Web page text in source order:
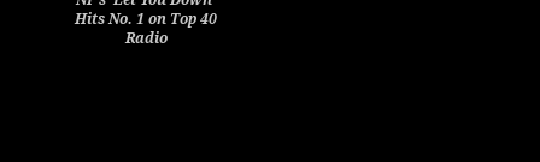
Hits No. 1 on Top 40
Radio